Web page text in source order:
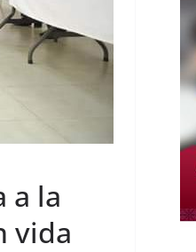
a la
vida